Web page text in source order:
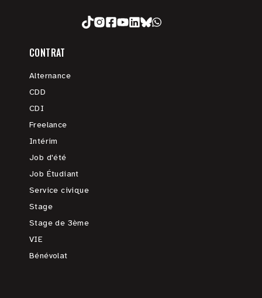
CONTRAT
Alternance
CDD
CDI
Freelance
Intérim
Job d'été
Job Étudiant
Service civique
Stage
Stage de 3ème
VIE
Bénévolat